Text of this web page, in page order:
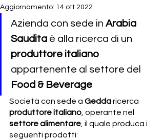
Aggiornamento: 14 ott 2022
Azienda con sede in Arabia
Saudita è alla ricerca di un
produttore italiano
appartenente al settore del
Food & Beverage
Società con sede a Gedda ricerca
produttore italiano , operante nel
settore alimentare , il quale produca i
seguenti prodotti: